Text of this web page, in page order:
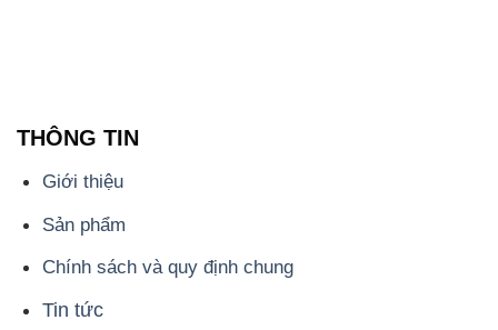
THÔNG TIN
Giới thiệu
Sản phẩm
Chính sách và quy định chung
Tin tức